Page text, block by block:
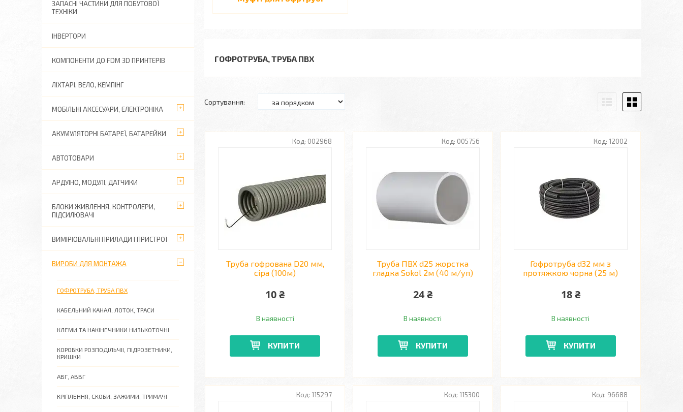
ГОФРОТРУБА, ТРУБА ПВХ
002968
Труба гофрована D20 мм,
сіра (100м)
10 ₴
В наявності
КУПИТИ
005756
Труба ПВХ d25 жорстка
гладка Sokol 2м (40 м/уп)
24 ₴
В наявності
КУПИТИ
12002
Гофротруба d32 мм з
протяжкою чорна (25 м)
18 ₴
В наявності
КУПИТИ
115297 115300 96688
ЗАПАСНІ ЧАСТИНИ ДЛЯ ПОБУТОВОЇ
ТЕХНІКИ
ІНВЕРТОРИ
КОМПОНЕНТИ ДО FDM 3D ПРИНТЕРІВ
ЛІХТАРІ, ВЕЛО, КЕМПІНГ
МОБІЛЬНІ АКСЕСУАРИ, ЕЛЕКТРОНІКА
АКУМУЛЯТОРНІ БАТАРЕЇ, БАТАРЕЙКИ
АВТОТОВАРИ
АРДУІНО, МОДУЛІ, ДАТЧИКИ
БЛОКИ ЖИВЛЕННЯ, КОНТРОЛЕРИ,
ПІДСИЛЮВАЧІ
ВИМІРЮВАЛЬНІ ПРИЛАДИ І ПРИСТРОЇ
ВИРОБИ ДЛЯ МОНТАЖА
ГОФРОТРУБА, ТРУБА ПВХ
КАБЕЛЬНИЙ КАНАЛ, ЛОТОК, ТРАСИ
КЛЕМИ ТА НАКІНЕЧНИКИ НИЗЬКОТОЧНІ
КОРОБКИ РОЗПОДІЛЬЧІІ, ПІДРОЗЕТНИКИ,
КРИШКИ
АВГ, АВВГ
КРІПЛЕННЯ, СКОБИ, ЗАЖИМИ, ТРИМАЧІ